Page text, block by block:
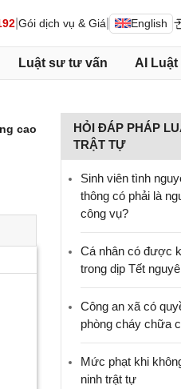
Gói dịch vụ & Giá English
Luật sư tư vấn AI Luật
cao
HỎI ĐÁP PHÁP
TRẬT TỰ
Sinh viên tình
thông có phải là
công vụ?
Cá nhân có được
trong dịp Tết
Công an xã có
phòng cháy chữa
Mức phạt khi
ninh trật tự